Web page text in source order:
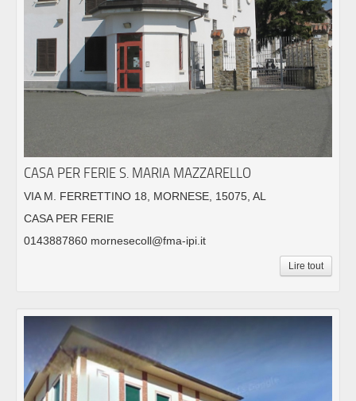
CASA PER FERIE S. MARIA MAZZARELLO
VIA M. FERRETTINO 18, MORNESE, 15075, AL
CASA PER FERIE
0143887860 mornesecoll@fma-ipi.it
Lire tout